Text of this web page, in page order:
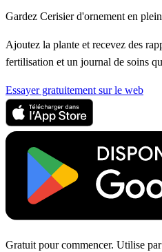
Gardez Cerisier d'ornement en
Ajoutez la plante et recevez des
fertilisation et un journal de soins
Essayer gratuitement sur le web
Gratuit pour commencer. Utilise